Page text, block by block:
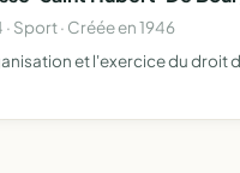
Sport · Créée en 1946
et l'exercice du droit